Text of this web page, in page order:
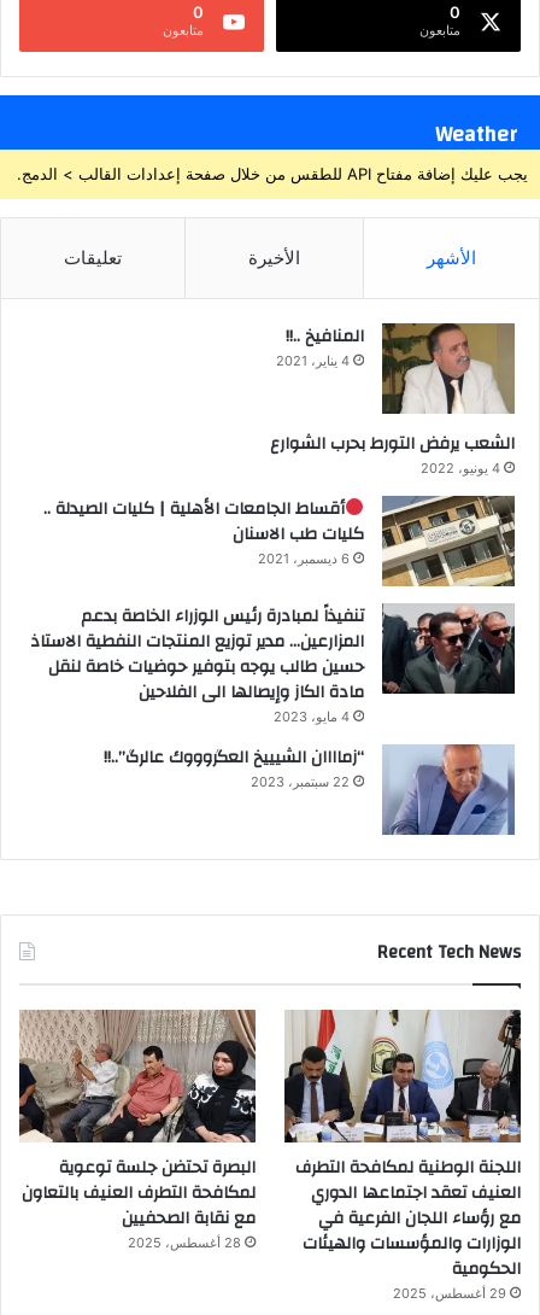
0
متابعون
0
متابعون
Weather
يجب عليك إضافة مفتاح API للطقس من خلال صفحة إعدادات القالب > الدمج.
الأشهر الأخيرة تعليقات
المنافيخ ..!!
4 يناير، 2021
الشعب يرفض التورط بحرب الشوارع
4 يونيو، 2022
أقساط الجامعات الأهلية | كليات الصيدلة ..
كليات طب الاسنان
6 ديسمبر، 2021
تنفيذاً لمبادرة رئيس الوزراء الخاصة بدعم
المزارعين… مدير توزيع المنتجات النفطية الاستاذ
حسين طالب يوجه بتوفير حوضيات خاصة لنقل
مادة الكاز وإيصالها الى الفلاحين
4 مايو، 2023
“زماااان الشيييخ العگروووك عالرگ”..!!
22 سبتمبر، 2023
Recent Tech News
اللجنة الوطنية لمكافحة التطرف
العنيف تعقد اجتماعها الدوري
مع رؤساء اللجان الفرعية في
الوزارات والمؤسسات والهيئات
الحكومية
29 أغسطس، 2025
البصرة تحتضن جلسة توعوية
لمكافحة التطرف العنيف بالتعاون
مع نقابة الصحفيين
28 أغسطس، 2025